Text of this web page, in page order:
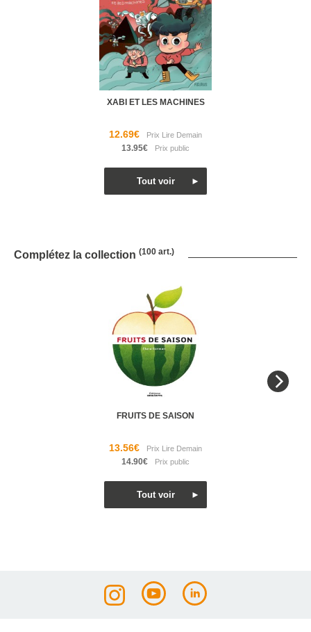
XABI ET LES MACHINES
12.69€
13.95€
Complétez la collection (100 art.)
FRUITS DE SAISON
13.56€
14.90€